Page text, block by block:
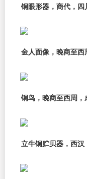
铜眼形器，商代，
金人面像，晚商至
铜鸟，晚商至西周
立牛铜贮贝器，西